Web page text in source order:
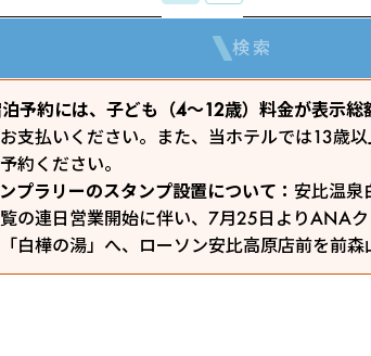
検索
予約には、子ども（4～12歳）料金が表示総
支払いください。また、当ホテルでは13歳
約ください。
プラリーのスタンプ設置について： 安比温泉
の連日営業開始に伴い、7月25日よりANA
白樺の湯」へ、ローソン安比高原店前を前森